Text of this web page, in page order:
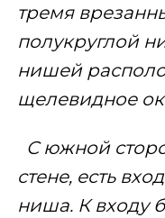
тремя
полукруглой
нишей
щелевидное
С южной
стене, есть
ниша. К входу